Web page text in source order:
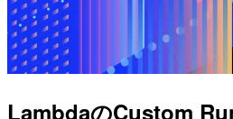
LambdaのCustom